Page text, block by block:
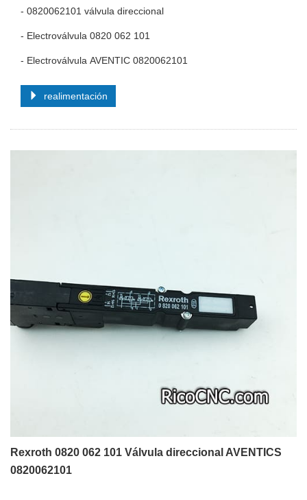
- 0820062101 válvula direccional
- Electroválvula 0820 062 101
- Electroválvula AVENTIC 0820062101
realimentación
Rexroth 0820 062 101 Válvula direccional AVENTICS
0820062101